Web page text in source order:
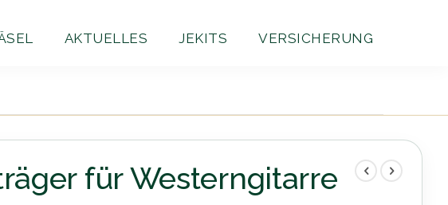
AKTUELLES JEKITS VERSICHERUNG
für Westerngitarre